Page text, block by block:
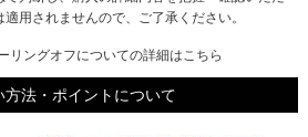
用されませんので、ご了承ください。
リングオフについての詳細はこちら
方法・ポイントについて